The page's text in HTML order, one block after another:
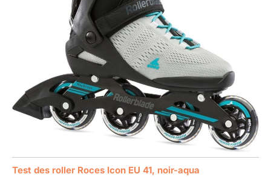
Test des roller Roces Icon EU 41, noir-aqua